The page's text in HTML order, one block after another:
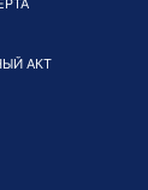
АКТ